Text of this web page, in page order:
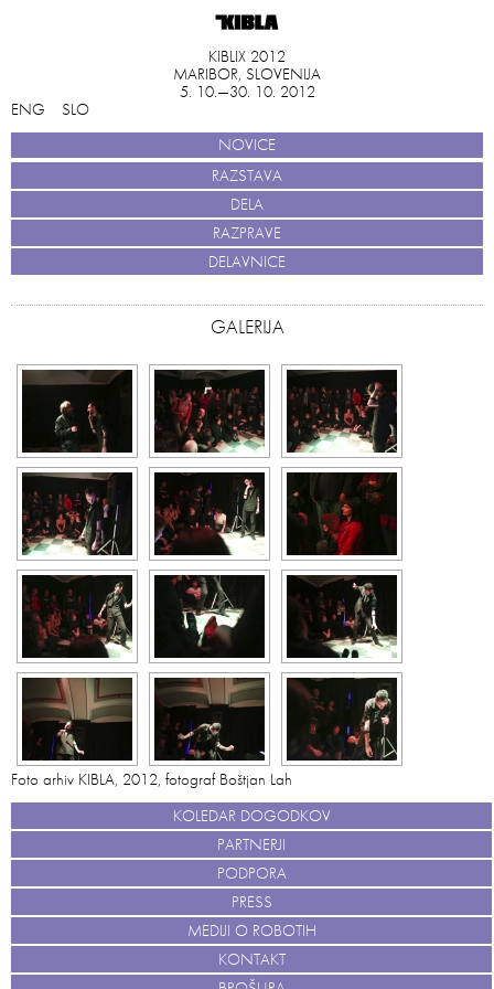
KIBLIX 2012
MARIBOR, SLOVENIJA
5. 10.—30. 10. 2012
ENG
SLO
NOVICE
RAZSTAVA
DELA
RAZPRAVE
DELAVNICE
GALERIJA
Foto arhiv KIBLA, 2012, fotograf Boštjan Lah
KOLEDAR DOGODKOV
PARTNERJI
PODPORA
PRESS
MEDIJI O ROBOTIH
KONTAKT